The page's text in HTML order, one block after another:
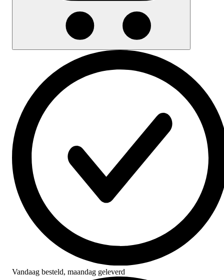
Vandaag besteld, maandag geleverd